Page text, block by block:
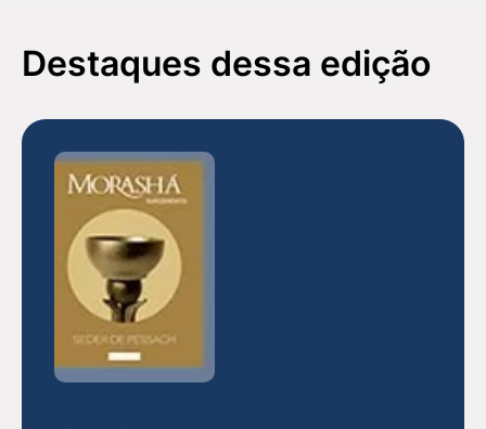
CARTA AO LEITOR: ANO XXIV N.95
ABRIL 2017
A festa dePessach
escravidão à liberdade, vivência que levou à
formação do Povo de Israel. Antes de se
constituírem em uma nação, com o
Destaques dessa edição